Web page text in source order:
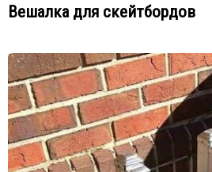
Вешалка для скейтбордов